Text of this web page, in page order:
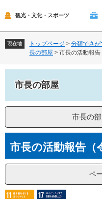
観光・文化・スポーツ
現在地 トップページ > 分類でさが
長の部屋 > 市長の活動報告
市長の部屋
市長の
文市長の活動報告（
ペ